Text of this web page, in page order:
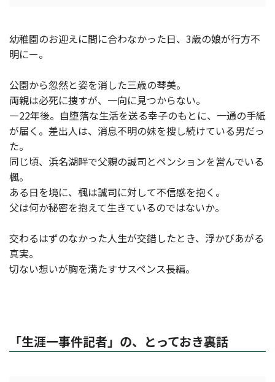
幼稚園のお迎えに間に合わなかった日、3歳の娘が行方不
明にー。
公園から忽然と姿を消した三歳の琴美。
両親は必死に捜すが、一向に見つからない。
―22年後。自堕落な生活を送る幸子のもとに、一通の手紙
が届く。差出人は、消息不明の妹を捜し続けている男だっ
た。
同じ頃、浜名湖畔で父親の誠司とペンションを営んでいる
楓。
ある日を境に、楓は誠司に対して不信感を抱く。
父は何か秘密を抱えて生きているのではないか。
交わるはずのなかった人生が交錯したとき、浮かびあがる
真実。
切ない想いが胸を満たすサスペンス長編。
「生涯一事件記者」の、とっておき裏話